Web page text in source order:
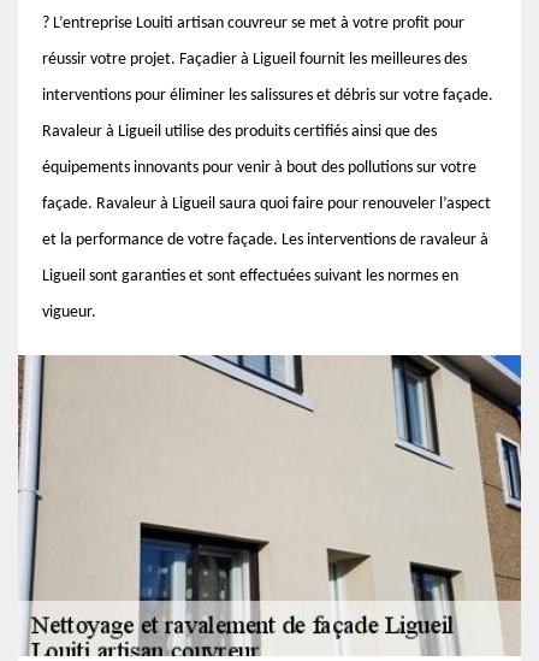
? L’entreprise Louiti artisan couvreur se met à votre profit pour
réussir votre projet. Façadier à Ligueil fournit les meilleures des
interventions pour éliminer les salissures et débris sur votre façade.
Ravaleur à Ligueil utilise des produits certifiés ainsi que des
équipements innovants pour venir à bout des pollutions sur votre
façade. Ravaleur à Ligueil saura quoi faire pour renouveler l’aspect
et la performance de votre façade. Les interventions de ravaleur à
Ligueil sont garanties et sont effectuées suivant les normes en
vigueur.